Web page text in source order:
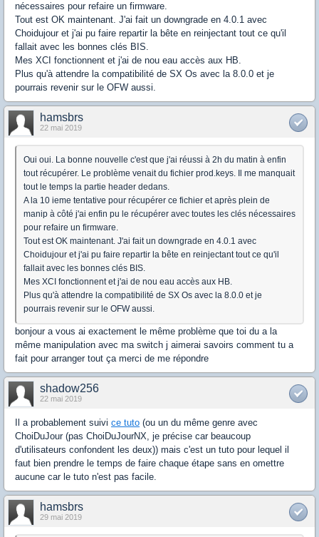
nécessaires pour refaire un firmware.
Tout est OK maintenant. J'ai fait un downgrade en 4.0.1 avec
Choidujour et j'ai pu faire repartir la bête en reinjectant tout ce qu'il
fallait avec les bonnes clés BIS.
Mes XCI fonctionnent et j'ai de nou eau accès aux HB.
Plus qu'à attendre la compatibilité de SX Os avec la 8.0.0 et je
pourrais revenir sur le OFW aussi.
hamsbrs
22 mai 2019
Oui oui. La bonne nouvelle c'est que j'ai réussi à 2h du matin à enfin
tout récupérer. Le problème venait du fichier prod.keys. Il me manquait
tout le temps la partie header dedans.
A la 10 ieme tentative pour récupérer ce fichier et après plein de
manip à côté j'ai enfin pu le récupérer avec toutes les clés nécessaires
pour refaire un firmware.
Tout est OK maintenant. J'ai fait un downgrade en 4.0.1 avec
Choidujour et j'ai pu faire repartir la bête en reinjectant tout ce qu'il
fallait avec les bonnes clés BIS.
Mes XCI fonctionnent et j'ai de nou eau accès aux HB.
Plus qu'à attendre la compatibilité de SX Os avec la 8.0.0 et je
pourrais revenir sur le OFW aussi.
bonjour a vous ai exactement le même problème que toi du a la
même manipulation avec ma switch j aimerai savoirs comment tu a
fait pour arranger tout ça merci de me répondre
shadow256
22 mai 2019
Il a probablement suivi ce tuto (ou un du même genre avec
ChoiDuJour (pas ChoiDuJourNX, je précise car beaucoup
d'utilisateurs confondent les deux)) mais c'est un tuto pour lequel il
faut bien prendre le temps de faire chaque étape sans en omettre
aucune car le tuto n'est pas facile.
hamsbrs
29 mai 2019